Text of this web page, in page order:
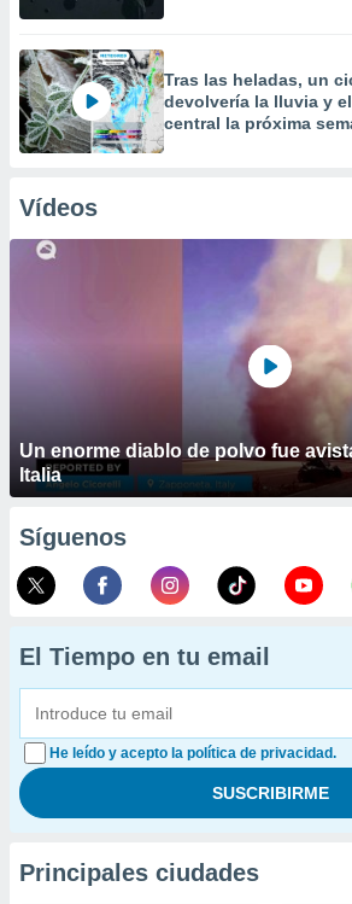
Tras las heladas, un
devolvería la lluvia y
central la próxima
Vídeos
Un enorme diablo de polvo fue
Italia
Síguenos
El Tiempo en tu email
He leído y acepto la política de privacidad.
Principales ciudades